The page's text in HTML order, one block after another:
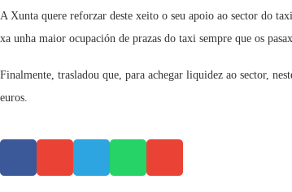
A Xunta quere reforzar deste xeito o seu apoio ao sector do
xa unha maior ocupación de prazas do taxi sempre que os
Finalmente, trasladou que, para achegar liquidez ao sector,
euros.